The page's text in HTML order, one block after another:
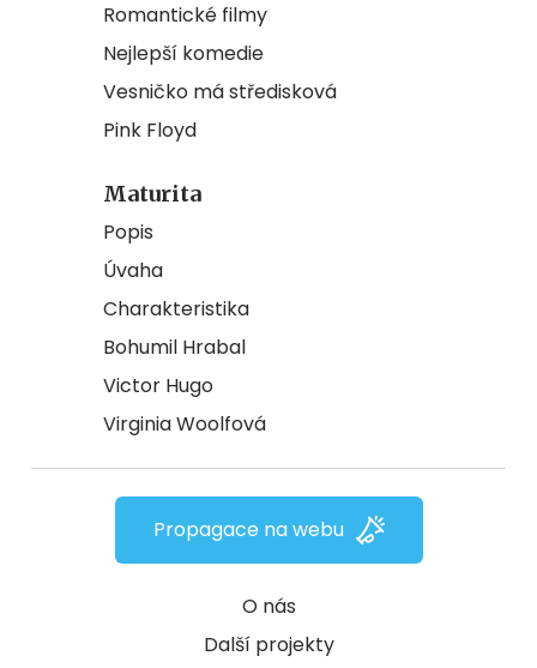
Romantické filmy
Nejlepší komedie
Vesničko má středisková
Pink Floyd
Maturita
Popis
Úvaha
Charakteristika
Bohumil Hrabal
Victor Hugo
Virginia Woolfová
O nás
Další projekty
Propagace na webu